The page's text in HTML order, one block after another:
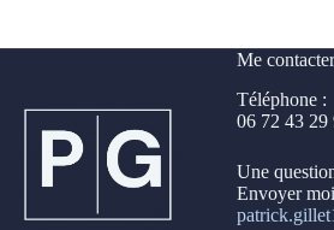
Me
Téléphone :
06 72 43 29
Une
Envoyer